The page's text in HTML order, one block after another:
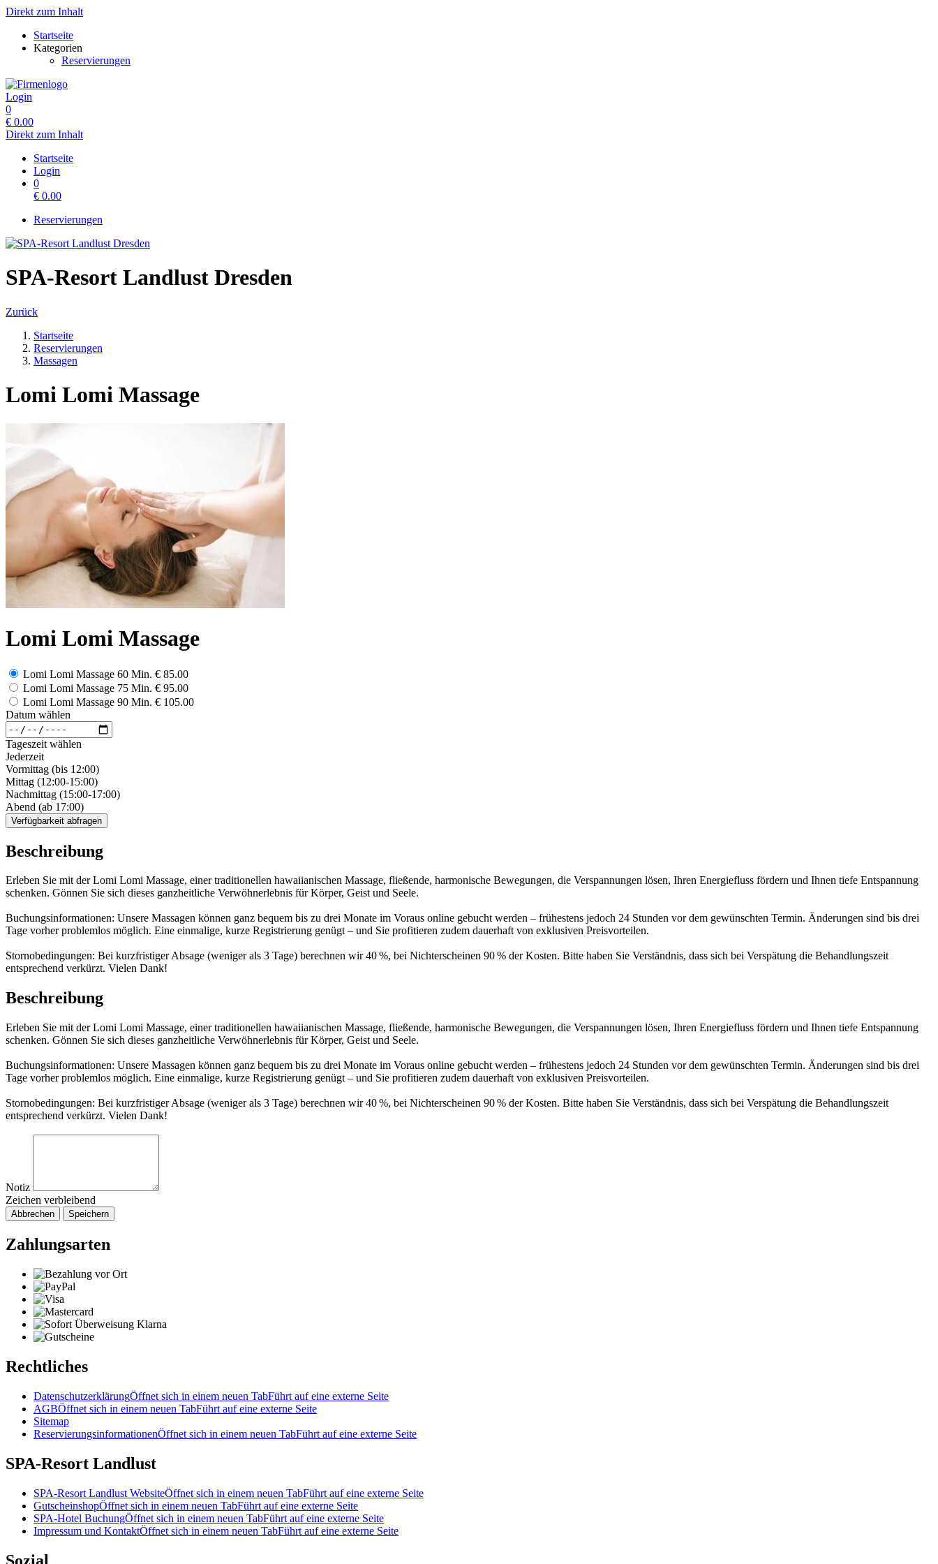
Direkt zum Inhalt
Startseite
Kategorien
Reservierungen
Login
0
€ 0.00
Direkt zum Inhalt
Startseite
Login
0
€ 0.00
Reservierungen
SPA-Resort Landlust Dresden
Zurück
Startseite
Reservierungen
️Massagen
Lomi Lomi Massage
Lomi Lomi Massage
Lomi Lomi Massage 60 Min. € 85.00
Lomi Lomi Massage 75 Min. € 95.00
Lomi Lomi Massage 90 Min. € 105.00
Datum wählen
Tageszeit wählen
Jederzeit
Vormittag (bis 12:00)
Mittag (12:00-15:00)
Nachmittag (15:00-17:00)
Abend (ab 17:00)
Verfügbarkeit abfragen
Beschreibung
Erleben Sie mit der Lomi Lomi Massage, einer traditionellen hawaiianischen Massage, fließende, harmonische Bewegungen, die Verspannungen lösen, Ihren Energiefluss fördern und Ihnen tiefe Entspannung
schenken. Gönnen Sie sich dieses ganzheitliche Verwöhnerlebnis für Körper, Geist und Seele.
Buchungsinformationen: Unsere Massagen können ganz bequem bis zu drei Monate im Voraus online gebucht werden – frühestens jedoch 24 Stunden vor dem gewünschten Termin. Änderungen sind bis drei
Tage vorher problemlos möglich. Eine einmalige, kurze Registrierung genügt – und Sie profitieren zudem dauerhaft von exklusiven Preisvorteilen.
Stornobedingungen: Bei kurzfristiger Absage (weniger als 3 Tage) berechnen wir 40 %, bei Nichterscheinen 90 % der Kosten. Bitte haben Sie Verständnis, dass sich bei Verspätung die Behandlungszeit
entsprechend verkürzt. Vielen Dank!
Beschreibung
Erleben Sie mit der Lomi Lomi Massage, einer traditionellen hawaiianischen Massage, fließende, harmonische Bewegungen, die Verspannungen lösen, Ihren Energiefluss fördern und Ihnen tiefe Entspannung
schenken. Gönnen Sie sich dieses ganzheitliche Verwöhnerlebnis für Körper, Geist und Seele.
Buchungsinformationen: Unsere Massagen können ganz bequem bis zu drei Monate im Voraus online gebucht werden – frühestens jedoch 24 Stunden vor dem gewünschten Termin. Änderungen sind bis drei
Tage vorher problemlos möglich. Eine einmalige, kurze Registrierung genügt – und Sie profitieren zudem dauerhaft von exklusiven Preisvorteilen.
Stornobedingungen: Bei kurzfristiger Absage (weniger als 3 Tage) berechnen wir 40 %, bei Nichterscheinen 90 % der Kosten. Bitte haben Sie Verständnis, dass sich bei Verspätung die Behandlungszeit
entsprechend verkürzt. Vielen Dank!
Notiz
Zeichen verbleibend
Abbrechen Speichern
Zahlungsarten
Rechtliches
DatenschutzerklärungÖffnet sich in einem neuen TabFührt auf eine externe Seite
AGBÖffnet sich in einem neuen TabFührt auf eine externe Seite
Sitemap
ReservierungsinformationenÖffnet sich in einem neuen TabFührt auf eine externe Seite
SPA-Resort Landlust
SPA-Resort Landlust WebsiteÖffnet sich in einem neuen TabFührt auf eine externe Seite
GutscheinshopÖffnet sich in einem neuen TabFührt auf eine externe Seite
SPA-Hotel BuchungÖffnet sich in einem neuen TabFührt auf eine externe Seite
Impressum und KontaktÖffnet sich in einem neuen TabFührt auf eine externe Seite
Sozial